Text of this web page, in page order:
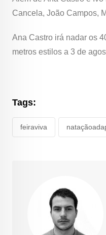
Cancela, João Campos,
Ana Castro irá nadar os
metros estilos a 3 de
Tags:
feiraviva